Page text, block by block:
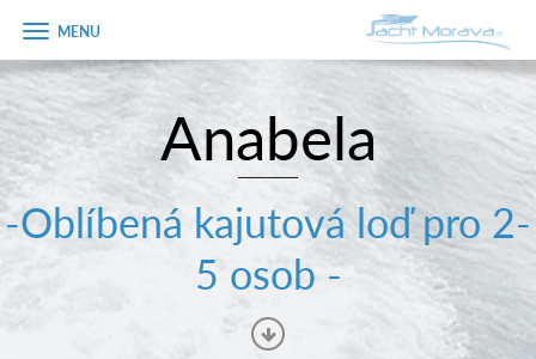
Úvodní strana
Pronájem a ceník
Plán plavby
Zobrazit
menu
Anabela
-Oblíbená kajutová loď pro 2-
5 osob -